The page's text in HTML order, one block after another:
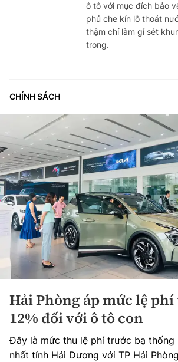
ô tô với mục đích bảo
phủ che kín lỗ thoát
thậm chí làm gỉ sét
trong.
CHÍNH SÁCH
Hải Phòng áp mức lệ
12% đối với ô tô con
Đây là mức thu lệ phí trước bạ thống
nhất tỉnh Hải Dương với TP Hải